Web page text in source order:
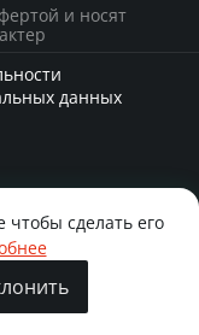
и носят
данных
сделать его